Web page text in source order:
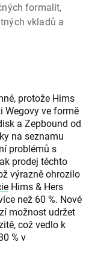
formalit,
vkladů a
protože Hims
Wegovy ve formě
a Zepbound od
na seznamu
problémů s
prodej těchto
výrazně ohrozilo
Hims & Hers
než 60 %. Nové
možnost udržet
což vedlo k
% v